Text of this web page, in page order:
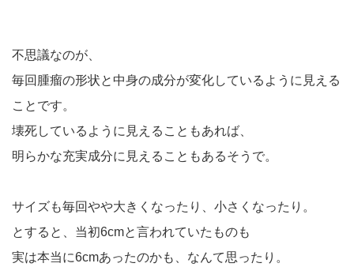
不思議なのが、
毎回腫瘤の形状と中身の成分が変化しているように見える
ことです。
壊死しているように見えることもあれば、
明らかな充実成分に見えることもあるそうで。
サイズも毎回やや大きくなったり、小さくなったり。
とすると、当初6cmと言われていたものも
実は本当に6cmあったのかも、なんて思ったり。